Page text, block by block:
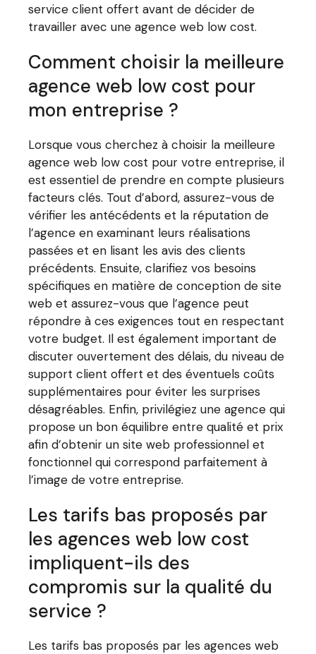
service client offert avant de décider de
travailler avec une agence web low cost.
Comment choisir la meilleure
agence web low cost pour
mon entreprise ?
Lorsque vous cherchez à choisir la meilleure
agence web low cost pour votre entreprise, il
est essentiel de prendre en compte plusieurs
facteurs clés. Tout d’abord, assurez-vous de
vérifier les antécédents et la réputation de
l’agence en examinant leurs réalisations
passées et en lisant les avis des clients
précédents. Ensuite, clarifiez vos besoins
spécifiques en matière de conception de site
web et assurez-vous que l’agence peut
répondre à ces exigences tout en respectant
votre budget. Il est également important de
discuter ouvertement des délais, du niveau de
support client offert et des éventuels coûts
supplémentaires pour éviter les surprises
désagréables. Enfin, privilégiez une agence qui
propose un bon équilibre entre qualité et prix
afin d’obtenir un site web professionnel et
fonctionnel qui correspond parfaitement à
l’image de votre entreprise.
Les tarifs bas proposés par
les agences web low cost
impliquent-ils des
compromis sur la qualité du
service ?
Les tarifs bas proposés par les agences web